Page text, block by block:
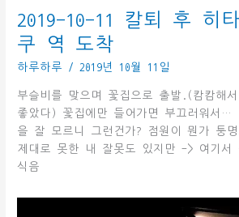
국
일
본
귀
태
풍
청
소
2019-10-11 칼퇴 후 히
쿠 역 도착
하루하루 / 2019년 10월 11일
부슬비를 맞으며 꽃집으로 출발.(캄캄해
좋았다) 꽃집에만 들어가면 부끄러워서…
을 잘 모르니 그런건가? 점원이 뭔가 퉁
제대로 못한 내 잘못도 있지만 -> 여기서
식음